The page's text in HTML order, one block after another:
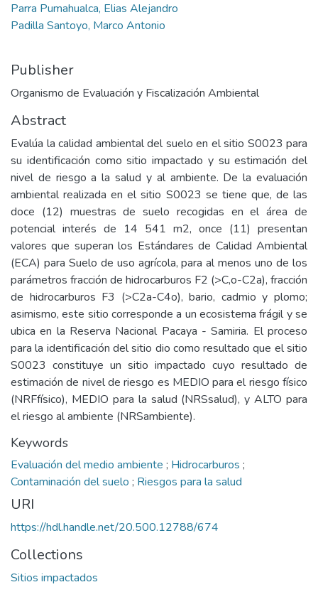
Parra Pumahualca, Elias Alejandro
Padilla Santoyo, Marco Antonio
Publisher
Organismo de Evaluación y Fiscalización Ambiental
Abstract
Evalúa la calidad ambiental del suelo en el sitio S0023 para
su identificación como sitio impactado y su estimación del
nivel de riesgo a la salud y al ambiente. De la evaluación
ambiental realizada en el sitio S0023 se tiene que, de las
doce (12) muestras de suelo recogidas en el área de
potencial interés de 14 541 m2, once (11) presentan
valores que superan los Estándares de Calidad Ambiental
(ECA) para Suelo de uso agrícola, para al menos uno de los
parámetros fracción de hidrocarburos F2 (>C,o-C2a), fracción
de hidrocarburos F3 (>C2a-C4o), bario, cadmio y plomo;
asimismo, este sitio corresponde a un ecosistema frágil y se
ubica en la Reserva Nacional Pacaya - Samiria. El proceso
para la identificación del sitio dio como resultado que el sitio
S0023 constituye un sitio impactado cuyo resultado de
estimación de nivel de riesgo es MEDIO para el riesgo físico
(NRFfísico), MEDIO para la salud (NRSsalud), y ALTO para
el riesgo al ambiente (NRSambiente).
Keywords
Evaluación del medio ambiente ; Hidrocarburos ;
Contaminación del suelo ; Riesgos para la salud
URI
https://hdl.handle.net/20.500.12788/674
Collections
Sitios impactados